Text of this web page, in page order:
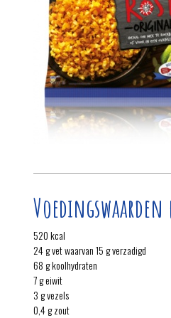
Voedingswaarden
520 kcal
24 g vet waarvan 15 g verzadigd
68 g koolhydraten
7 g eiwit
3 g vezels
0,4 g zout